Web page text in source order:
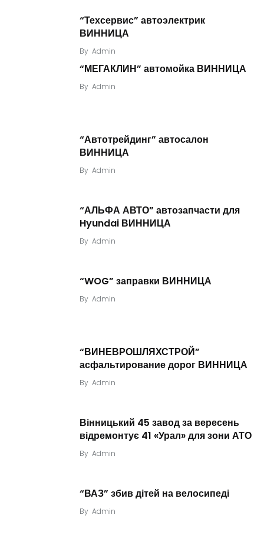
“Техсервис” автоэлектрик
ВИННИЦА
By Admin
“МЕГАКЛИН” автомойка ВИННИЦА
By Admin
“Автотрейдинг” автосалон
ВИННИЦА
By Admin
“АЛЬФА АВТО” автозапчасти для
Hyundai ВИННИЦА
By Admin
“WOG” заправки ВИННИЦА
By Admin
“ВИНЕВРОШЛЯХСТРОЙ”
асфальтирование дорог ВИННИЦА
By Admin
Вінницький 45 завод за вересень
відремонтує 41 «Урал» для зони АТО
By Admin
“ВАЗ” збив дітей на велосипеді
By Admin